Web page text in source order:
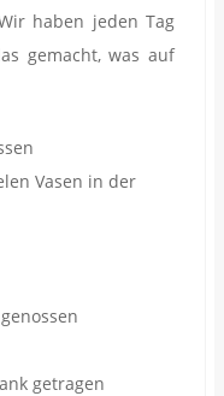
haben jeden Tag
gemacht, was auf
Vasen in der
getragen